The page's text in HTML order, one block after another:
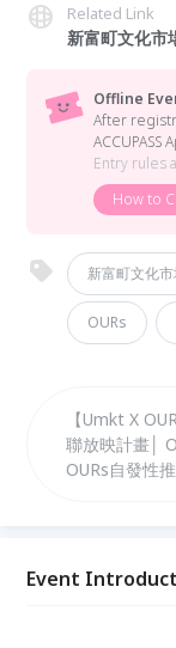
Related Link
新富町文化市
Offline
After
Entry rules
How to
新富町文化
OURs
【Umkt X
聯放映計畫│
OURs自發性
Event